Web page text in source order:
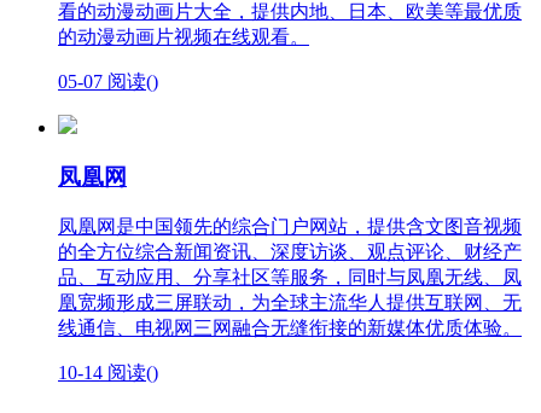
看的动漫动画片大全，提供内地、日本、欧美等最优质
的动漫动画片视频在线观看。
05-07 阅读()
凤凰网
凤凰网是中国领先的综合门户网站，提供含文图音视频
的全方位综合新闻资讯、深度访谈、观点评论、财经产
品、互动应用、分享社区等服务，同时与凤凰无线、凤
凰宽频形成三屏联动，为全球主流华人提供互联网、无
线通信、电视网三网融合无缝衔接的新媒体优质体验。
10-14 阅读()